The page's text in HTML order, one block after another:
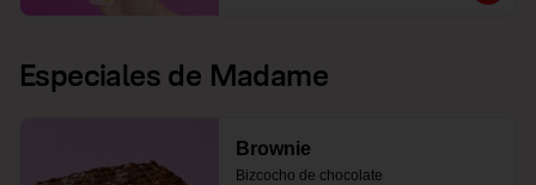
Especiales de Madame
Brownie
Bizcocho de chocolate